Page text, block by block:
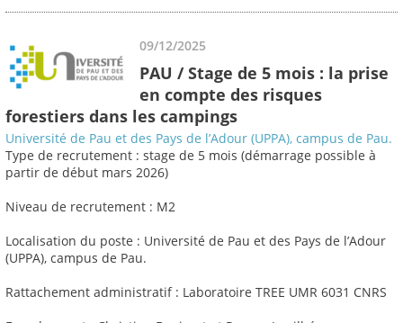
09/12/2025
PAU / Stage de 5 mois : la prise
en compte des risques
forestiers dans les campings
Université de Pau et des Pays de l’Adour (UPPA), campus de Pau.
Type de recrutement : stage de 5 mois (démarrage possible à
partir de début mars 2026)
Niveau de recrutement : M2
Localisation du poste : Université de Pau et des Pays de l’Adour
(UPPA), campus de Pau.
Rattachement administratif : Laboratoire TREE UMR 6031 CNRS